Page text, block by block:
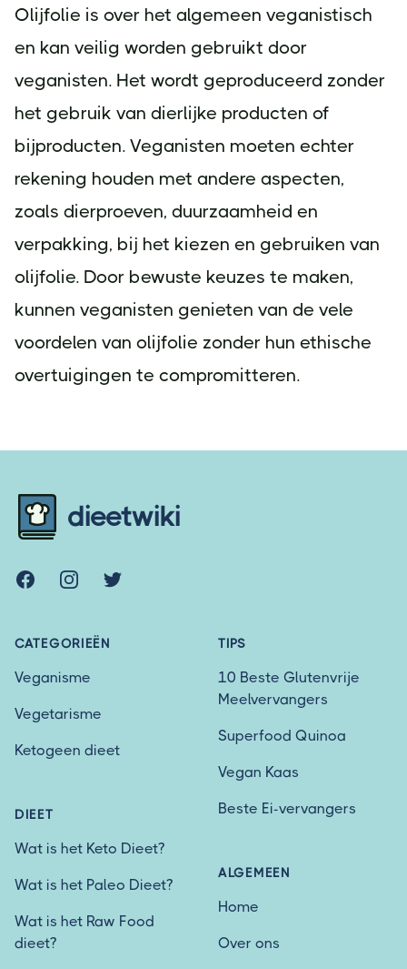
Olijfolie is over het algemeen veganistisch
en kan veilig worden gebruikt door
veganisten. Het wordt geproduceerd zonder
het gebruik van dierlijke producten of
bijproducten. Veganisten moeten echter
rekening houden met andere aspecten,
zoals dierproeven, duurzaamheid en
verpakking, bij het kiezen en gebruiken van
olijfolie. Door bewuste keuzes te maken,
kunnen veganisten genieten van de vele
voordelen van olijfolie zonder hun ethische
overtuigingen te compromitteren.
dieetwiki
FacebookInstagramTwitter
CATEGORIEËN
Veganisme
Vegetarisme
Ketogeen dieet
DIEET
Wat is het Keto Dieet?
Wat is het Paleo Dieet?
Wat is het Raw Food
dieet?
TIPS
10 Beste Glutenvrije
Meelvervangers
Superfood Quinoa
Vegan Kaas
Beste Ei-vervangers
ALGEMEEN
Home
Over ons